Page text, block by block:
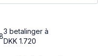
3 betalinger à
DKK 1.720